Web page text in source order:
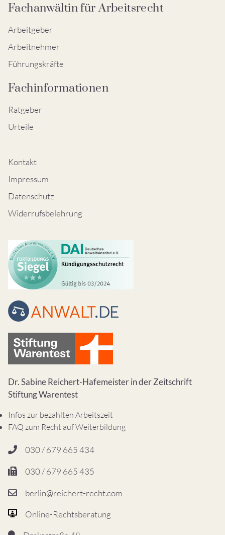
Fachanwältin für Arbeitsrecht
Arbeitgeber
Arbeitnehmer
Führungskräfte
Fachinformationen
Ratgeber
Urteile
Kontakt
Impressum
Datenschutz
Widerrufsbelehrung
Dr. Sabine Reichert-Hafemeister in der Zeitschrift
Stiftung Warentest
Infos zur bezahlten Arbeitszeit
FAQ zum Recht auf Weiterbildung
030 / 679 665 434
030 / 679 665 435
berlin@reichert-recht.com
Online-Rechtsberatung